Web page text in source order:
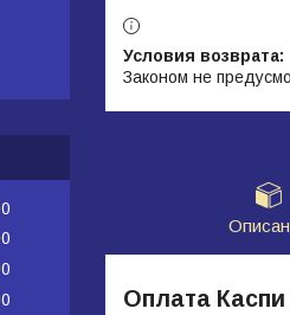
Законом не
Оплата